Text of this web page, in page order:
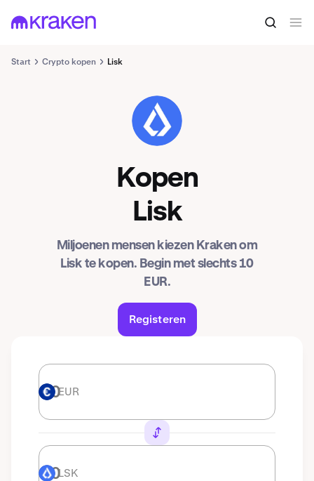
Start Crypto kopen Lisk
LSK
Kopen
Lisk
Miljoenen mensen kiezen Kraken om
Lisk te kopen. Begin met slechts 10
EUR.
Registeren
EUR EUR
LSK LSK